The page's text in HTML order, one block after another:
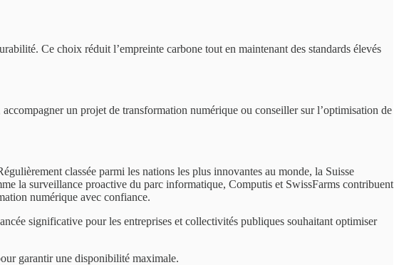
Ce choix réduit l’empreinte carbone tout en maintenant des standards élevés
un projet de transformation numérique ou conseiller sur l’optimisation de
classée parmi les nations les plus innovantes au monde, la Suisse
la surveillance proactive du parc informatique, Computis et SwissFarms contribuent
numérique avec confiance.
significative pour les entreprises et collectivités publiques souhaitant optimiser
garantir une disponibilité maximale.